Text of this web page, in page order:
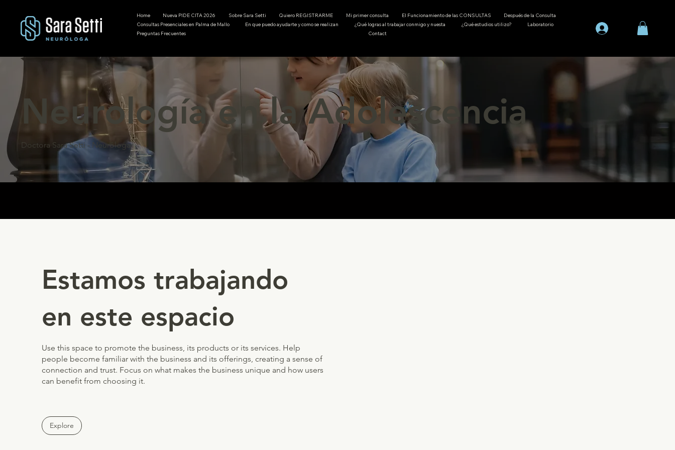
Home Nueva PIDE CITA 2026 Sobre Sara Setti Quiero REGISTRARME Mi primer consulta El Funcionamiento de las CONSULTAS
Después de la Consulta
Consultas Presenciales en Palma de Mallo
En que puedo ayudarte y como se realizan ¿Qué logras al trabajar conmigo y nuesta ¿Qué estudios utilizo?
Laboratorio
Preguntas Frecuentes
Contact
Neurología en la Adolescencia
Doctora Sara Setti - Neuróloga
Estamos trabajando
en este espacio
Use this space to promote the business, its products or its services. Help
people become familiar with the business and its offerings, creating a sense of
connection and trust. Focus on what makes the business unique and how users
can benefit from choosing it.
Explore